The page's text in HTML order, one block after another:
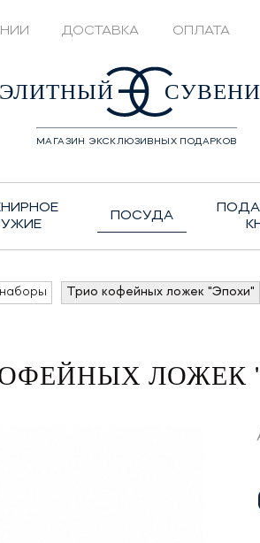
ДОСТАВКА ОПЛАТА
ЭЛИТНЫЙ
МАГАЗИН ЭКСКЛЮЗИВНЫХ ПОДАРКОВ
ПОСУДА
Трио кофейных ложек "Эпохи"
ЛОЖЕК